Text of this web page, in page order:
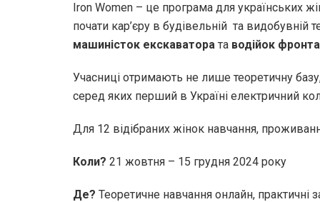
Iron Women – це програма для українських
почати кар’єру в будівельній та видобувній
машиністок екскаватора та водійок
Учасниці отримають не лише теоретичну
серед яких перший в Україні електричний
Для 12 відібраних жінок навчання,
Коли? 21 жовтня – 15 грудня 2024 року
Де? Теоретичне навчання онлайн, практичні